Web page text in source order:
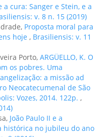
a cura: Sanger e Stein, e a
v. 8 n. 15 (2019)
Proposta moral para
hoje , Brasiliensis: v. 11
Porto, ARGÜELLO, K. O
os pobres. Uma
a missão ad
Neocatecumenal de São
Vozes, 2014. 122p. ,
João Paulo II e a
histórica no jubileu do ano